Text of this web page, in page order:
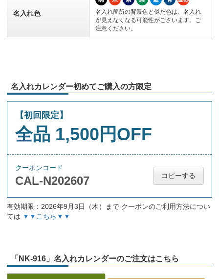
名入れ色
名入れ箇所の背景色と似た色は、名入れ
が見えなくなる可能性がございます。ご
注意ください。
名入れカレンダー初めてご購入の方限定
【初回限定】
全品 1,500円OFF
クーポンコード
CAL-N202607 コピーする
有効期限：2026年9月3日（木）まで クーポンのご利用方法につい
ては ▼▼こちら▼▼
「NK-916」名入れカレンダーのご注文はこちら